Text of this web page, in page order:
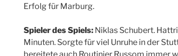
Erfolg für Marburg.
Spieler des Spiels: Niklas Schubert.
Minuten. Sorgte für viel Unruhe in der